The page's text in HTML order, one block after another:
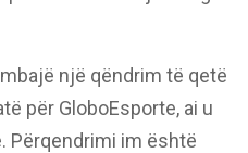
një qëndrim të qetë
për GloboEsporte, ai u
Përqendrimi im është